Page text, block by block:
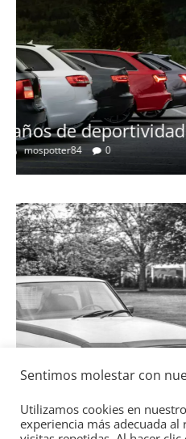
Clásicos
BMW Serie 7:
28 de junio de 2022
Seguridad Vídeo
El Mazda CX-5
nota en las
IIHS
11 de noviembre de 2021
Sentimos molestar con
Utilizamos cookies en
experiencia más adecuada